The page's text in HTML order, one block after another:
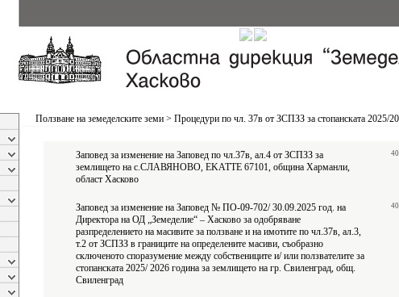
Ползване на земеделските земи > Процедури по чл. 37в от ЗСПЗЗ за стопанската 2025/
Заповед за изменение на Заповед по чл.37в, ал.4 от ЗСПЗЗ за
землището на с.СЛАВЯНОВО, EKATTE 67101, община Харманли,
област Хасково
Заповед за изменение на Заповед № ПО-09-702/ 30.09.2025 год. на
Директора на ОД „Земеделие“ – Хасково за одобряване
разпределението на масивите за ползване и на имотите по чл.37в, ал.3,
т.2 от ЗСПЗЗ в границите на определените масиви, съобразно
сключеното споразумение между собствениците и/ или ползвателите за
стопанската 2025/ 2026 година за землището на гр. Свиленград, общ.
Свиленград